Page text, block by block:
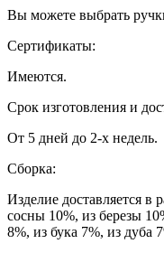
Вы можете выбрать
Сертификаты:
Имеются.
Срок изготовления и
От 5 дней до 2-х недель.
Сборка:
Изделие доставляется в
сосны 10%, из березы
8%, из бука 7%, из дуба